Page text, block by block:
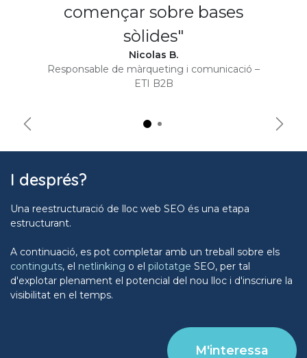
començar sobre bases
sòlides"
Nicolas B.
Responsable de màrqueting i comunicació –
ETI B2B
Précédent
I després?
Una reestructuració de lloc web SEO és una etapa
estructurant.
A continuació, es pot completar amb un treball sobre els
continguts, el netlinking o el pilotatge SEO, per tal
d'explotar plenament el potencial del nou lloc i d'inscriure la
visibilitat en el temps.
M'interessa